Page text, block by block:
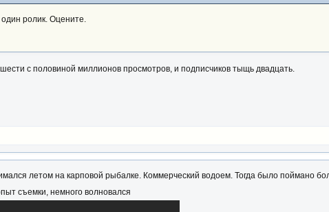
ролик. Оцените.
с половиной миллионов просмотров, и подписчиков тыщь двадцать.
летом на карповой рыбалке. Коммерческий водоем. Тогда было поймано
съемки, немного волновался